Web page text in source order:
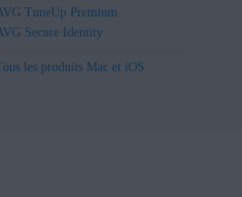
TuneUp Premium
Secure Identity
les produits Mac et iOS